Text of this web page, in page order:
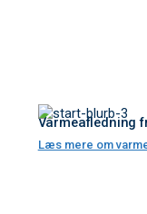
Varmeafledning
Læs mere om